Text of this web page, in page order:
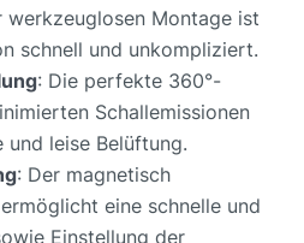
werkzeuglosen Montage ist
schnell und unkompliziert.
: Die perfekte 360°-
Schallemissionen
leise Belüftung.
: Der magnetisch
eine schnelle und
Einstellung der